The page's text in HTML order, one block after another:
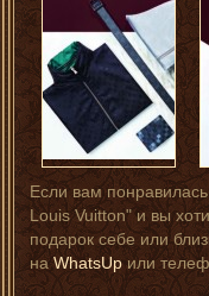
Если вам
Louis Vuitton" и вы
подарок себе или
наWhatsUpили